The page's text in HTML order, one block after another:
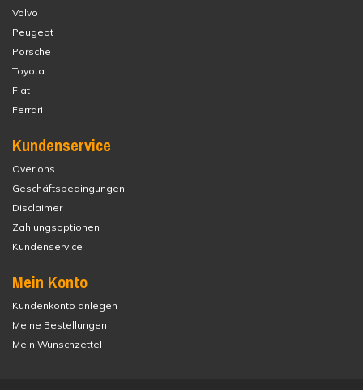
Volvo
Peugeot
Porsche
Toyota
Fiat
Ferrari
Kundenservice
Over ons
Geschäftsbedingungen
Disclaimer
Zahlungsoptionen
Kundenservice
Mein Konto
Kundenkonto anlegen
Meine Bestellungen
Mein Wunschzettel